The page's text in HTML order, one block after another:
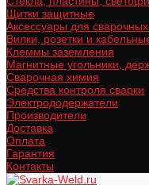
Щитки защитные
Аксессуары для
Вилки, розетки и
Клеммы заземления
Магнитные угольники,
Сварочная химия
Средства контроля сварки
Электрододержатели
Производители
Доставка
Оплата
Гарантия
Контакты